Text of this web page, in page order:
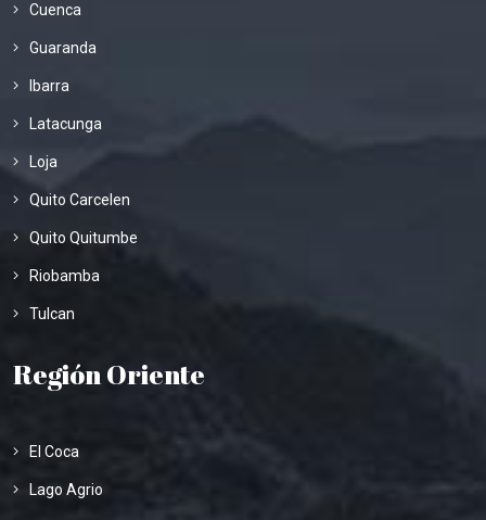
Cuenca
Guaranda
Ibarra
Latacunga
Loja
Quito Carcelen
Quito Quitumbe
Riobamba
Tulcan
Región Oriente
El Coca
Lago Agrio